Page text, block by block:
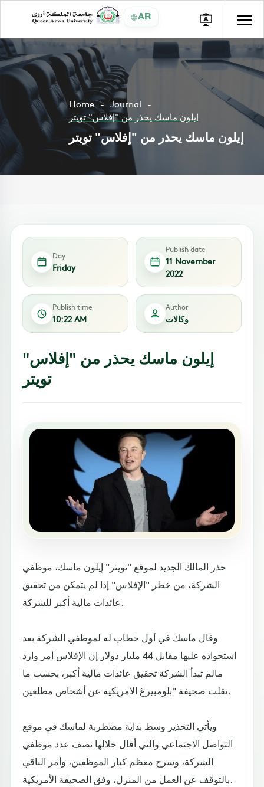
AR
Home
Journal
إيلون ماسك يحذر من "إفلاس" تويتر
إيلون ماسك يحذر من "إفلاس" تويتر
Day
Friday
Publish date
11 November
2022
Publish time
10:22 AM
Author
وكالات
إيلون ماسك يحذر من "إفلاس"
تويتر
حذر المالك الجديد لموقع "تويتر" إيلون ماسك، موظفي
الشركة، من خطر "الإفلاس" إذا لم يتمكن من تحقيق
عائدات مالية أكبر للشركة.
وقال ماسك في أول خطاب له لموظفي الشركة بعد
استحواذه عليها مقابل 44 مليار دولار إن الإفلاس أمر وارد
مالم تبدأ الشركة تحقيق عائدات مالية أكبر، بحسب ما
نقلت صحيفة "بلومبيرغ الأمريكية عن أشخاص مطلعين.
ويأتي التحذير وسط بداية مضطربة لماسك في موقع
التواصل الاجتماعي والتي أقال خلالها نصف عدد موظفي
الشركة، وسرح معظم كبار الموظفين، وأمر الباقي
بالتوقف عن العمل من المنزل، وفق الصحيفة الأمريكية.